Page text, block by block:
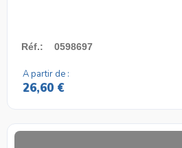
Réf.: 0598697
A partir de :
26,60 €